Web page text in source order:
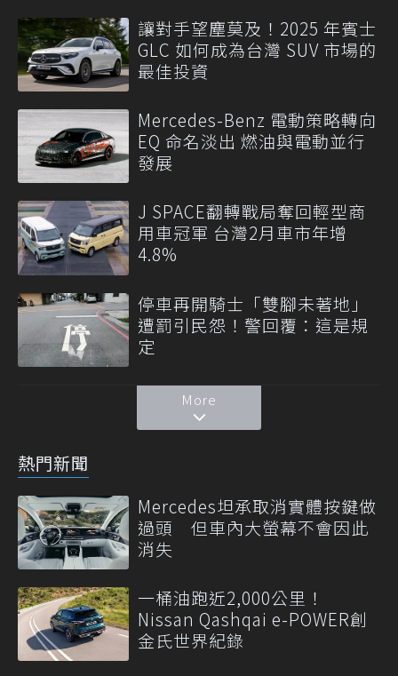
讓對手望塵莫及！2025 年賓士
GLC 如何成為台灣 SUV 市場的
最佳投資
Mercedes-Benz 電動策略轉向
EQ 命名淡出 燃油與電動並行
發展
J SPACE翻轉戰局奪回輕型商
用車冠軍 台灣2月車市年增
4.8%
停車再開騎士「雙腳未著地」
遭罰引民怨！警回覆：這是規
定
More
熱門新聞
Mercedes坦承取消實體按鍵做
過頭 但車內大螢幕不會因此
消失
一桶油跑近2,000公里！
Nissan Qashqai e-POWER創
金氏世界紀錄